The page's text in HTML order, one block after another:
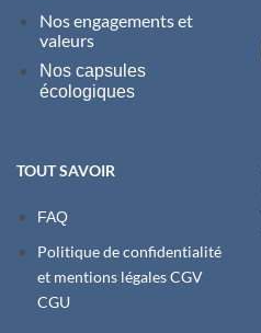
Nos engagements et
valeurs
Nos capsules
écologiques
TOUT SAVOIR
FAQ
Politique de confidentialité
et mentions légalesCGV
CGU